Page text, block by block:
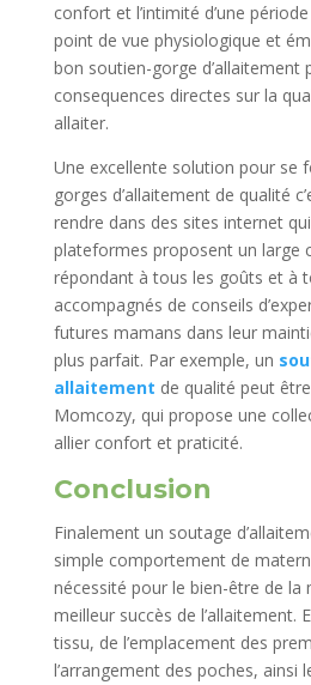
confort et l’intimité d’une
point de vue physiologique et
bon soutien-gorge d’allaitement
consequences directes sur la
allaiter.
Une excellente solution pour se
gorges d’allaitement de qualité
rendre dans des sites internet
plateformes proposent un large
répondant à tous les goûts et à
accompagnés de conseils
futures mamans dans leur
plus parfait. Par exemple, un
allaitement de qualité peut
Momcozy, qui propose une
allier confort et praticité.
Conclusion
Finalement un soutage
simple comportement de
nécessité pour le bien-être de la
meilleur succès de l’allaitement.
tissu, de l’emplacement des
l’arrangement des poches, ainsi